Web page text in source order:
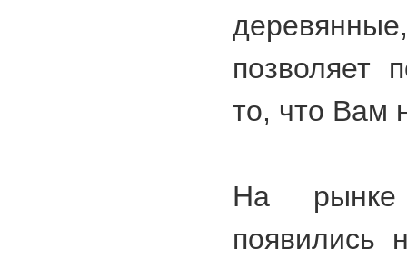
позволяет
то, что Вам
На
появились